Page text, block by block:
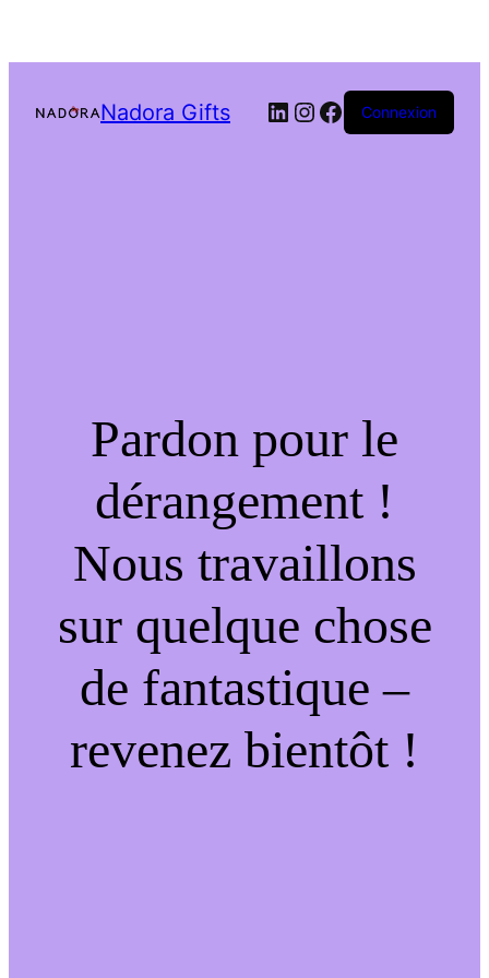
Nadora Gifts LinkedIn
Instagram
Facebook
Connexion
Pardon pour le
dérangement !
Nous travaillons
sur quelque chose
de fantastique –
revenez bientôt !